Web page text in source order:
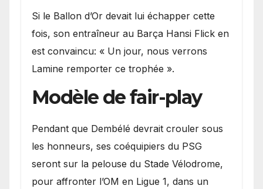
Si le Ballon d’Or devait lui échapper cette
fois, son entraîneur au Barça Hansi Flick en
est convaincu: « Un jour, nous verrons
Lamine remporter ce trophée ».
Modèle de fair-play
Pendant que Dembélé devrait crouler sous
les honneurs, ses coéquipiers du PSG
seront sur la pelouse du Stade Vélodrome,
pour affronter l’OM en Ligue 1, dans un